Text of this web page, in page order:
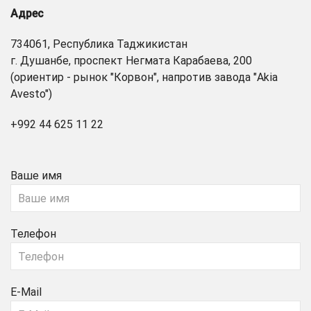
Адрес
734061, Республика Таджикистан
г. Душанбе, проспект Негмата Карабаева, 200
(ориентир - рынок "Корвон", напротив завода "Akia
Avesto")
+992 44 625 11 22
Ваше имя
Телефон
E-Mail